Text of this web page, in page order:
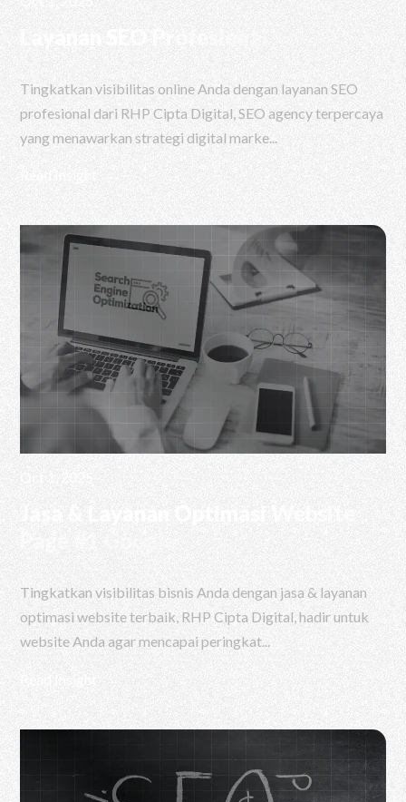
Tingkatkan visibilitas online Anda dengan layanan SEO
profesional dari RHP Cipta Digital, SEO agency terpercaya
yang menawarkan strategi digital marke...
Tingkatkan visibilitas bisnis Anda dengan jasa & layanan
optimasi website terbaik, RHP Cipta Digital, hadir untuk
website Anda agar mencapai peringkat...